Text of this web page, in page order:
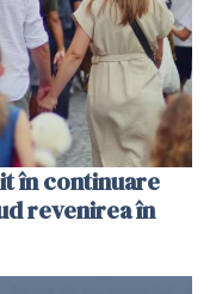
în continuare
revenirea în